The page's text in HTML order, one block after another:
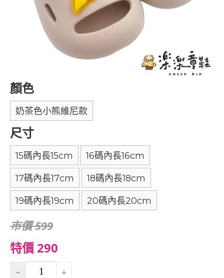
顏色
奶茶色小熊維尼款
尺寸
15碼內長15cm 16碼內長16cm
17碼內長17cm 18碼內長18cm
19碼內長19cm 20碼內長20cm
市價 599
特價 290